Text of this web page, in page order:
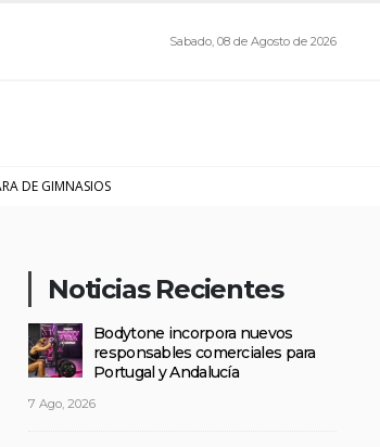
Sabado, 08 de Agosto de 2026
DE GIMNASIOS
Noticias Recientes
Bodytone incorpora nuevos
responsables comerciales para
Portugal y Andalucía
7 Ago, 2026